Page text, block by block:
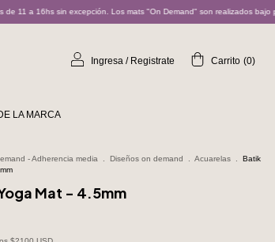
mats "On Demand" son realizados bajo pedido y pueden demorar
Ingresa / Registrate Carrito (0)
LA MARCA
- Adherencia media Diseños on demand Acuarelas
Batik
Mat - 4.5mm